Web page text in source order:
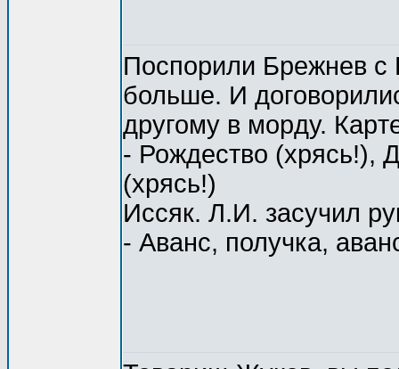
Поспоpили Бpежнев с
больше. И
дpугому в моpду.
- Рождество (хpясь!),
(хpясь!)
Иссяк. Л.И. засучил
- Аванс, получка,